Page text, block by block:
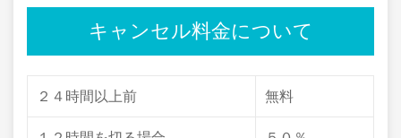
キャンセル料金について
２４時間以上前 無料